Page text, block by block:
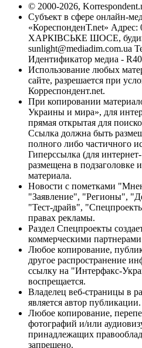
© 2000-2026,
Субъект в сфере онлайн-
«КореспонденТ.net» Адрес:
ХАРКІВСЬКЕ ШОСЕ,
sunlight@mediadim.com.ua
Идентификатор медиа -
Использование любых
сайте, разрешается при
Корреспондент.net.
При копировании
Украины и мира», для
прямая открытая для
Ссылка должна быть
полного либо частичного
Гиперссылка (для
размещена в подзаголовке
материала.
Новости с пометками
"Заявление", "Регионы",
"Тест-драйв",
правах рекламы.
Раздел Спецпроекты
коммерческими
Любое копирование,
другое распространение
ссылку на "Интерфакс-
воспрещается.
Владелец веб-страницы в
является автор публикации.
Любое копирование,
фотографий и/или
принадлежащих
запрещено.